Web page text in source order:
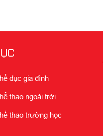
dục gia đình
thao ngoài trời
thao trường học